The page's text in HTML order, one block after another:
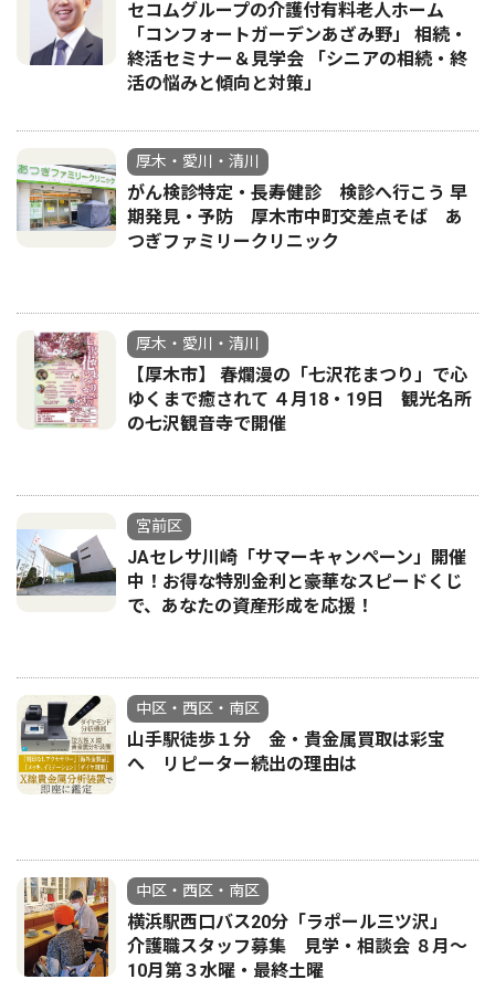
セコムグループの介護付有料老人ホーム
「コンフォートガーデンあざみ野」 相続・
終活セミナー＆見学会 「シニアの相続・終
活の悩みと傾向と対策」
厚木・愛川・清川
がん検診特定・長寿健診 検診へ行こう 早
期発見・予防 厚木市中町交差点そば あ
つぎファミリークリニック
厚木・愛川・清川
【厚木市】 春爛漫の「七沢花まつり」で心
ゆくまで癒されて ４月18・19日 観光名所
の七沢観音寺で開催
宮前区
JAセレサ川崎「サマーキャンペーン」開催
中！お得な特別金利と豪華なスピードくじ
で、あなたの資産形成を応援！
中区・西区・南区
山手駅徒歩１分 金・貴金属買取は彩宝
へ リピーター続出の理由は
中区・西区・南区
横浜駅西口バス20分「ラポール三ツ沢」
介護職スタッフ募集 見学・相談会 ８月〜
10月第３水曜・最終土曜